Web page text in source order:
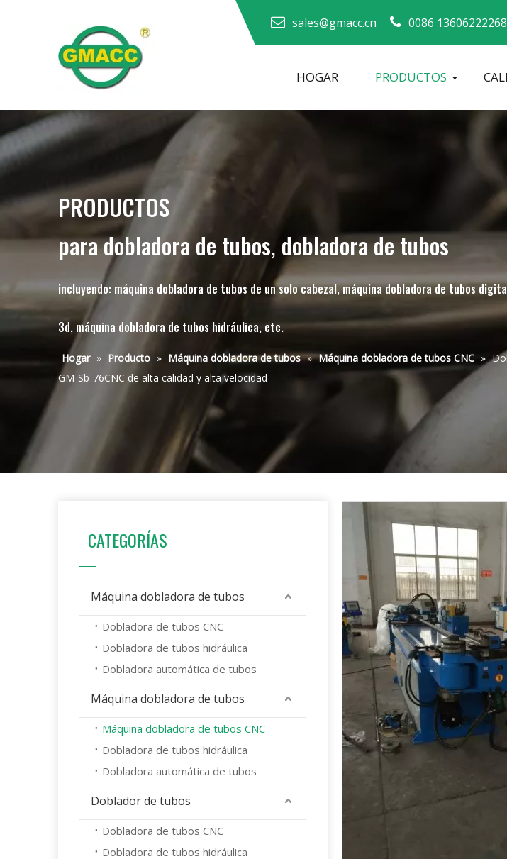
sales@gmacc.cn 0086
HOGAR PRODUCTOS
PRODUCTOS
para dobladora de tubos, dobladora de tubos
incluyendo: máquina dobladora de tubos de un solo cabezal, máquina dobladora de tubos
3d, máquina dobladora de tubos hidráulica, etc.
Hogar » Producto » Máquina dobladora de tubos » Máquina dobladora de tubos CNC »
GM-Sb-76CNC de alta calidad y alta velocidad
CATEGORÍAS
Máquina dobladora de tubos
Dobladora de tubos CNC
Dobladora de tubos hidráulica
Dobladora automática de tubos
Máquina dobladora de tubos
Máquina dobladora de tubos CNC
Dobladora de tubos hidráulica
Dobladora automática de tubos
Doblador de tubos
Dobladora de tubos CNC
Dobladora de tubos hidráulica